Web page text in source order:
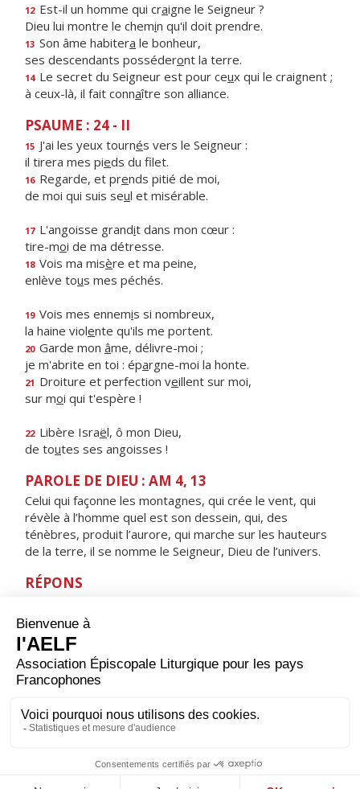
12 Est-il un homme qui craigne le Seigneur ?
Dieu lui montre le chemin qu'il doit prendre.
13 Son âme habitera le bonheur,
ses descendants posséderont la terre.
14 Le secret du Seigneur est pour ceux qui le craignent ;
à ceux-là, il fait connaître son alliance.
PSAUME : 24 - II
15 J'ai les yeux tournés vers le Seigneur :
il tirera mes pieds du filet.
16 Regarde, et prends pitié de moi,
de moi qui suis seul et misérable.
17 L'angoisse grandit dans mon cœur :
tire-moi de ma détresse.
18 Vois ma misère et ma peine,
enlève tous mes péchés.
19 Vois mes ennemis si nombreux,
la haine violente qu'ils me portent.
20 Garde mon âme, délivre-moi ;
je m'abrite en toi : épargne-moi la honte.
21 Droiture et perfection veillent sur moi,
sur moi qui t'espère !
22 Libère Israël, ô mon Dieu,
de toutes ses angoisses !
PAROLE DE DIEU : AM 4, 13
Celui qui façonne les montagnes, qui crée le vent, qui
révèle à l’homme quel est son dessein, qui, des
ténèbres, produit l’aurore, qui marche sur les hauteurs
de la terre, il se nomme le Seigneur, Dieu de l’univers.
RÉPONS
:
à lui haute gloire, louange éternelle.
ORAISON
Père saint, nous rappelant cette heure où l'Esprit
vivre tout au long de cette journée de l'amour révélé